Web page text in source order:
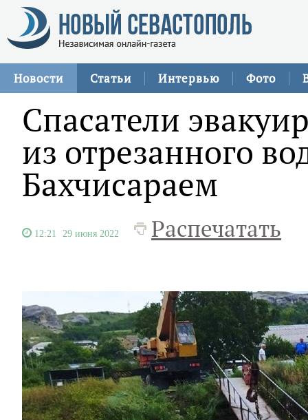
Новости Статьи Интервью Фото
Спасатели
из отрезанного
Бахчисараем
12:21 29 июня 2022 Распечатать